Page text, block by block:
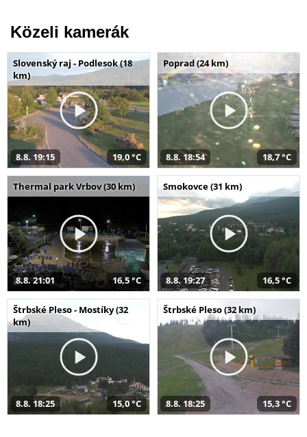
Közeli kamerák
Slovenský raj - Podlesok (18
km)
8.8. 19:15 19,0 °C
Poprad (24 km)
8.8. 18:54 18,7 °C
Thermal park Vrbov (30 km)
8.8. 21:01 16,5 °C
Smokovce (31 km)
8.8. 19:27 16,5 °C
Štrbské Pleso - Mostíky (32
km)
8.8. 18:25 15,0 °C
Štrbské Pleso (32 km)
8.8. 18:25 15,3 °C